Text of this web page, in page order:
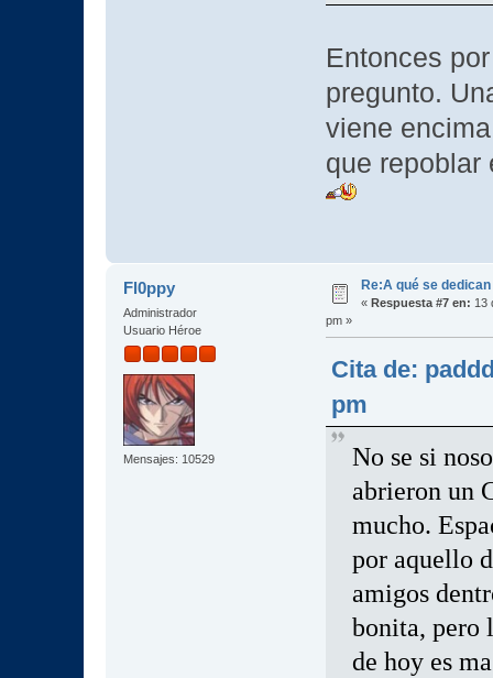
Entonces
pregunto.
viene
que
Fl0ppy
Administrador
Usuario Héroe
Mensajes: 10529
Re:A qué se
« Respuesta #7 en: 13
pm »
Cita de:
pm
No se si
abrieron un
mucho.
por aquello
amigos
bonita, pero
de hoy es